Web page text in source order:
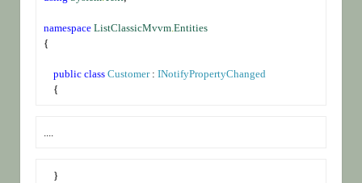
namespace ListClassicMvvm.Entities
{
public class Customer : INotifyPropertyChanged
    {
    }